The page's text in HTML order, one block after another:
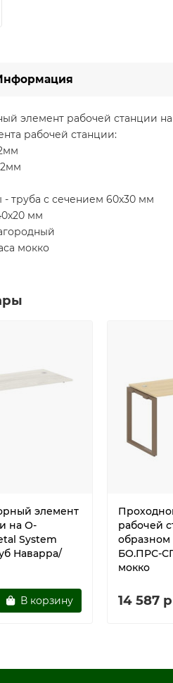
элемент рабочей станции
рабочей станции:
труба с сечением 60х30 мм
мм
мокко
элемент
на О-
System
Наварра/
В корзину
рабочей
образном
БО.ПРС-
мокко
14 587 р